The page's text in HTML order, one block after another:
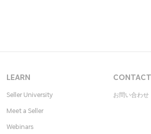
LEARN
Seller University
Meet a Seller
Webinars
CONTACT
お問い合わせ​